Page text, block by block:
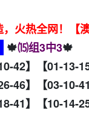
火热全网！【
🍁⒂组3中3🍁
42】【01-13-15
46】【03-10-41
41】【10-14-25